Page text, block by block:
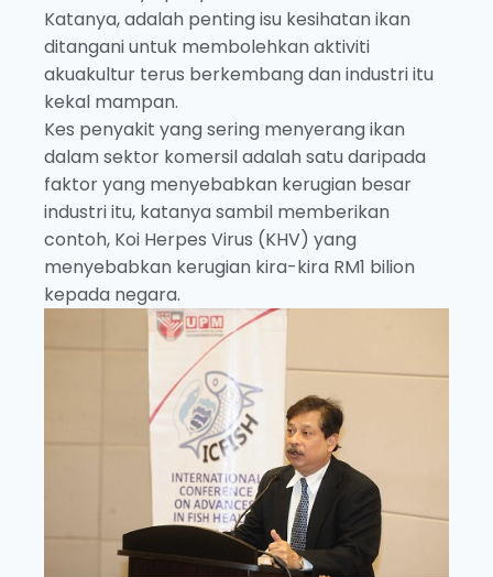
Katanya, adalah penting isu kesihatan ikan
ditangani untuk membolehkan aktiviti
akuakultur terus berkembang dan industri itu
kekal mampan.
Kes penyakit yang sering menyerang ikan
dalam sektor komersil adalah satu daripada
faktor yang menyebabkan kerugian besar
industri itu, katanya sambil memberikan
contoh, Koi Herpes Virus (KHV) yang
menyebabkan kerugian kira-kira RM1 bilion
kepada negara.